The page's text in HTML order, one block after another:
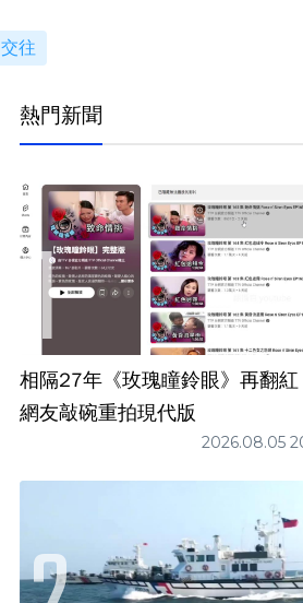
交往
熱門新聞
相隔27年《玫瑰瞳鈴眼》再翻紅
網友敲碗重拍現代版
2026.08.05